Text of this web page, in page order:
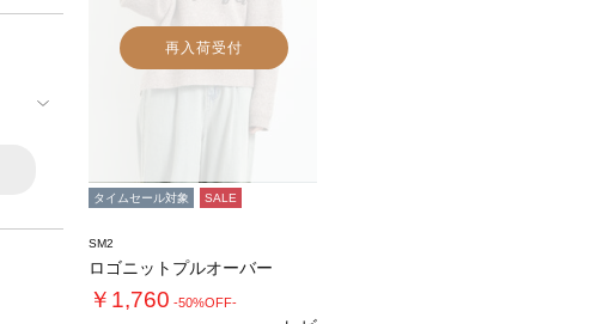
再入荷受付
タイムセール対象 SALE
SM2
ロゴニットプルオーバー
￥1,760 -50%OFF-